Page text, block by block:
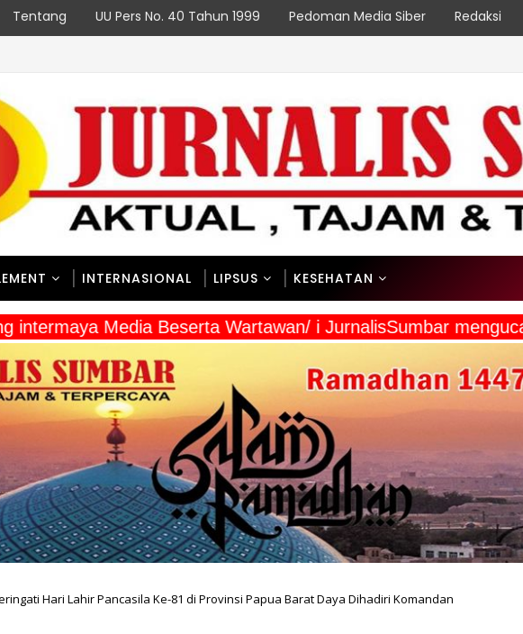
Tentang UU Pers No. 40 Tahun 1999 Pedoman Media Siber Redaksi
INTERNASIONAL LIPSUS KESEHATAN
intermaya Media Beserta Wartawan/ i JurnalisSumbar
Hari Lahir Pancasila Ke-81 di Provinsi Papua Barat Daya Dihadiri Komandan